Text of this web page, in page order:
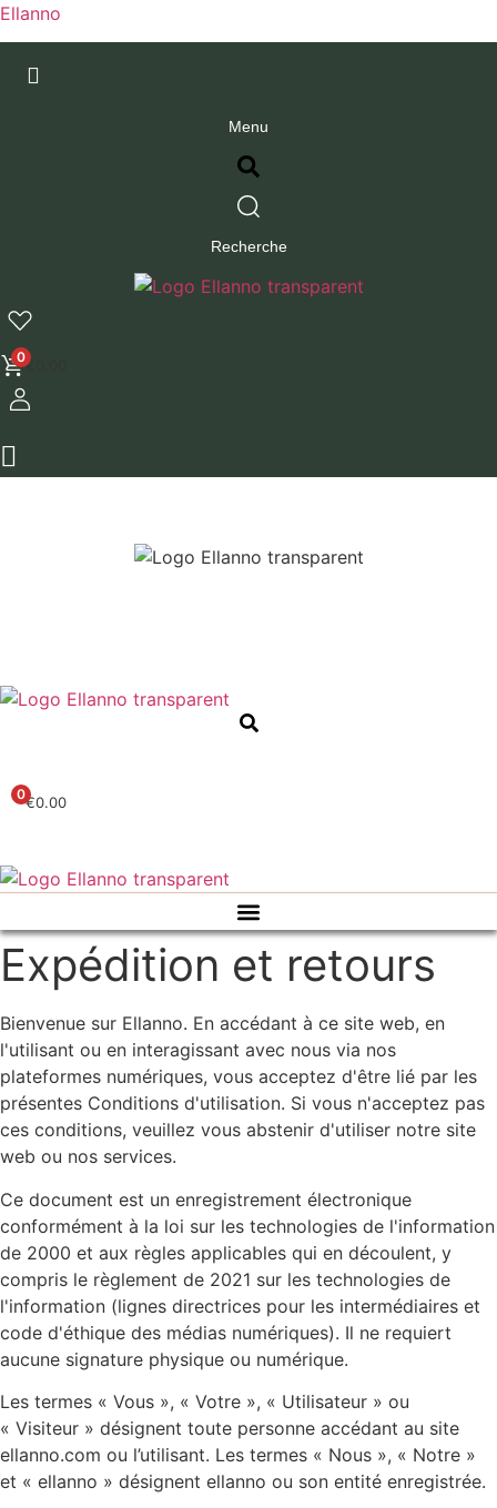
Ellanno
Menu
Recherche
0€
0€0.00
Expédition et retours
Bienvenue sur Ellanno. En accédant à ce site web, en
l'utilisant ou en interagissant avec nous via nos
plateformes numériques, vous acceptez d'être lié par les
présentes Conditions d'utilisation. Si vous n'acceptez pas
ces conditions, veuillez vous abstenir d'utiliser notre site
web ou nos services.
Ce document est un enregistrement électronique
conformément à la loi sur les technologies de l'information
de 2000 et aux règles applicables qui en découlent, y
compris le règlement de 2021 sur les technologies de
l'information (lignes directrices pour les intermédiaires et
code d'éthique des médias numériques). Il ne requiert
aucune signature physique ou numérique.
Les termes « Vous », « Votre », « Utilisateur » ou
« Visiteur » désignent toute personne accédant au site
ellanno.com ou l’utilisant. Les termes « Nous », « Notre »
et « ellanno » désignent ellanno ou son entité enregistrée.